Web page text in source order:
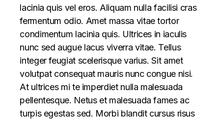
lacinia quis vel eros. Aliquam nulla facilisi cras
fermentum odio. Amet massa vitae tortor
condimentum lacinia quis. Ultrices in iaculis
nunc sed augue lacus viverra vitae. Tellus
integer feugiat scelerisque varius. Sit amet
volutpat consequat mauris nunc congue nisi.
At ultrices mi te imperdiet nulla malesuada
pellentesque. Netus et malesuada fames ac
turpis egestas sed. Morbi blandit cursus risus